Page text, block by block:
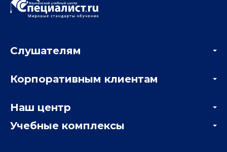
Учебные комплексы
Слушателям
Мастер-классы и вебинары
Корпоративным клиентам
Отзывы компаний
Наш центр
Информация о центре